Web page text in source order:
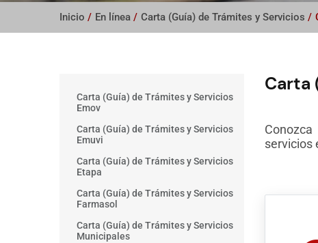
Inicio / En línea / Carta (Guía) de Trámites y Servicios /
Carta
servicios
Main
menu
Carta (Guía) de Trámites y Servicios
Emov
Carta (Guía) de Trámites y Servicios
Emuvi
Carta (Guía) de Trámites y Servicios
Etapa
Carta (Guía) de Trámites y Servicios
Farmasol
Carta (Guía) de Trámites y Servicios
Municipales